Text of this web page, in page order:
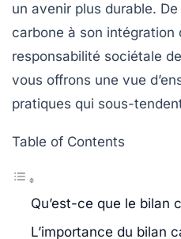
un avenir plus durable.
carbone à son intégration
responsabilité sociétale
vous offrons une vue
pratiques qui sous-
Table of Contents
Qu’est-ce que le bilan
L’importance du bilan